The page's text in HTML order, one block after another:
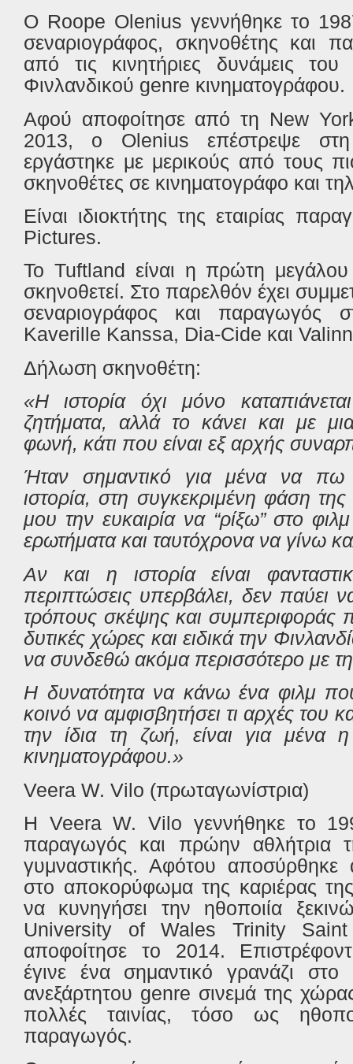
Ο Roope Olenius γεννήθηκε το
σεναριογράφος, σκηνοθέτης και
από τις κινητήριες δυνάμεις
Φινλανδικού genre κινηματογράφου.
Αφού αποφοίτησε από τη New
2013, ο Olenius επέστρεψε
εργάστηκε με μερικούς από τους
σκηνοθέτες σε κινηματογράφο και
Είναι ιδιοκτήτης της εταιρίας
Pictures.
Το Tuftland είναι η πρώτη
σκηνοθετεί. Στο παρελθόν έχει
σεναριογράφος και παραγωγός
Kaverille Kanssa, Dia-Cide και
Δήλωση σκηνοθέτη:
«Η ιστορία όχι μόνο
ζητήματα, αλλά το κάνει και με
φωνή, κάτι που είναι εξ αρχής
Ήταν σημαντικό για μένα να πω
ιστορία, στη συγκεκριμένη φάση
μου την ευκαιρία να “ρίξω” στο
ερωτήματα και ταυτόχρονα να γίνω
Αν και η ιστορία είναι
περιπτώσεις υπερβάλει, δεν παύει
τρόπους σκέψης και συμπεριφοράς
δυτικές χώρες και ειδικά την
να συνδεθώ ακόμα περισσότερο με
Η δυνατότητα να κάνω ένα φιλμ
κοινό να αμφισβητήσει τι αρχές του
την ίδια τη ζωή, είναι για μένα
κινηματογράφου.»
Veera W. Vilo (πρωταγωνίστρια)
Η Veera W.Vilo γεννήθηκε το
παραγωγός και πρώην αθλήτρια
γυμναστικής. Αφότου αποσύρθηκε
στο αποκορύφωμα της καριέρας
να κυνηγήσει την ηθοποιία
University of Wales Trinity
αποφοίτησε το 2014.
έγινε ένα σημαντικό γρανάζι
ανεξάρτητου genre σινεμά της
πολλές ταινίας, τόσο ως
παραγωγός.